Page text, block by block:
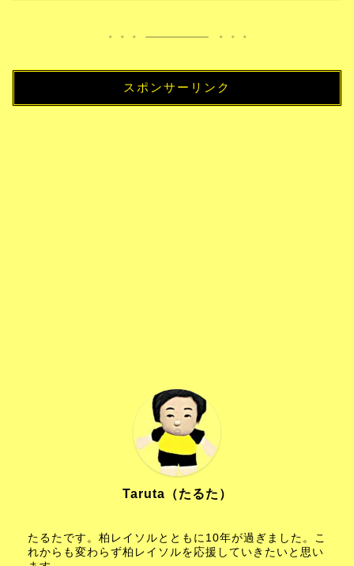
スポンサーリンク
Taruta（たるた）
たるたです。柏レイソルとともに10年が過ぎました。こ
れからも変わらず柏レイソルを応援していきたいと思い